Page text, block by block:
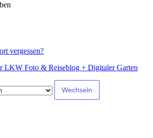
vergessen?
LKW Foto & Reiseblog + Digitaler Garten